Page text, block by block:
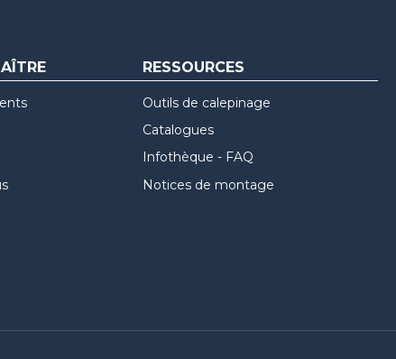
RESSOURCES
Outils de calepinage
Catalogues
Infothèque - FAQ
Notices de montage